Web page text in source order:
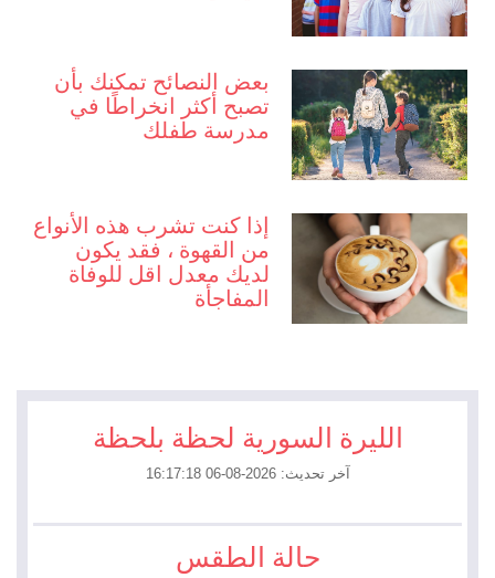
بعض النصائح تمكنك بأن
تصبح أكثر انخراطًا في
مدرسة طفلك
إذا كنت تشرب هذه الأنواع
من القهوة ، فقد يكون
لديك معدل اقل للوفاة
المفاجأة
الليرة السورية لحظة بلحظة
آخر تحديث: 2026-08-06 16:17:18
حالة الطقس